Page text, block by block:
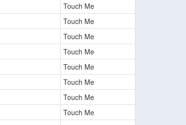
Touch Me
Touch Me
Touch Me
Touch Me
Touch Me
Touch Me
Touch Me
Touch Me